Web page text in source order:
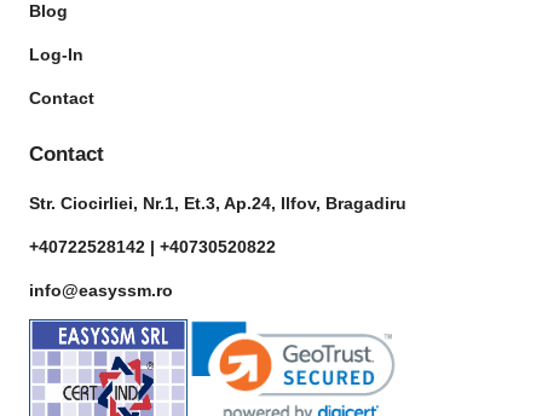
Blog
Log-In
Contact
Contact
Str. Ciocirliei, Nr.1, Et.3, Ap.24, Ilfov, Bragadiru
+40722528142 | +40730520822
info@easyssm.ro